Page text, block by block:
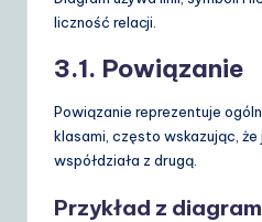
liczność relacji.
3.1. Powiązanie
Powiązanie reprezentuje
klasami, często wskazując, że
współdziała z drugą.
Przykład z